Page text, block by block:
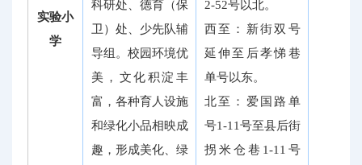
实验小
学
科研处、德育（保
卫）处、少先队辅
导组。校园环境优
美，文化积淀丰
富，各种育人设施
和绿化小品相映成
趣，形成美化、绿
2-52号以北。
西至：新街双号
延伸至后孝悌巷
单号以东。
北至：爱国路单
号1-11号至县后街
拐米仓巷1-11号